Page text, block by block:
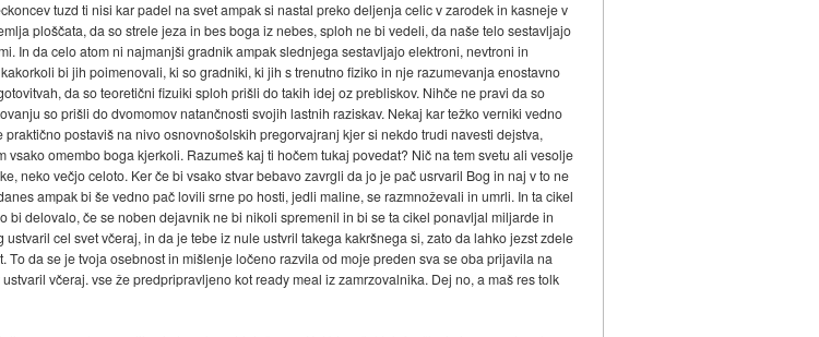
tuzd ti nisi kar padel na svet ampak si nastal preko deljenja celic v zarodek in kasneje v
ploščata, da so strele jeza in bes boga iz nebes, sploh ne bi vedeli, da naše telo sestavljajo
In da celo atom ni najmanjši gradnik ampak slednjega sestavljajo elektroni, nevtroni in
bi jih poimenovali, ki so gradniki, ki jih s trenutno fiziko in nje razumevanja enostavno
da so teoretični fizuiki sploh prišli do takih idej oz prebliskov. Nihče ne pravi da so
so prišli do dvomomov natančnosti svojih lastnih raziskav. Nekaj kar težko verniki vedno
postaviš na nivo osnovnošolskih pregorvajranj kjer si nekdo trudi navesti dejstva,
omembo boga kjerkoli. Razumeš kaj ti hočem tukaj povedat? Nič na tem svetu ali vesolje
neko večjo celoto. Ker če bi vsako stvar bebavo zavrgli da jo je pač usrvaril Bog in naj v to ne
ampak bi še vedno pač lovili srne po hosti, jedli maline, se razmnoževali in umrli. In ta cikel
delovalo, če se noben dejavnik ne bi nikoli spremenil in bi se ta cikel ponavljal miljarde in
cel svet včeraj, in da je tebe iz nule ustvril takega kakršnega si, zato da lahko jezst zdele
da se je tvoja osebnost in mišlenje ločeno razvila od moje preden sva se oba prijavila na
včeraj. vse že predpripravljeno kot ready meal iz zamrzovalnika. Dej no, a maš res tolk